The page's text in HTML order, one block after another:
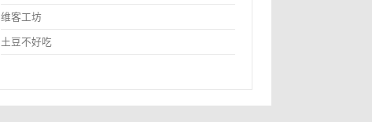
维客工坊
土豆不好吃